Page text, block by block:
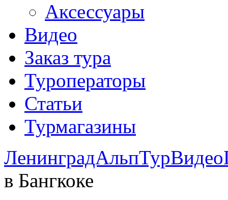
Аксессуары
Видео
Заказ тура
Туроператоры
Статьи
Турмагазины
ЛенинградАльпТурВидео
в Бангкоке